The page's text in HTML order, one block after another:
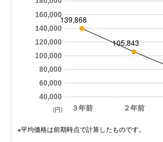
３年前 ２年前
40,000
60,000
80,000
100,000
120,000
140,000
160,000139,868
105,843
(円)
※平均価格は前期時点で計算したものです。